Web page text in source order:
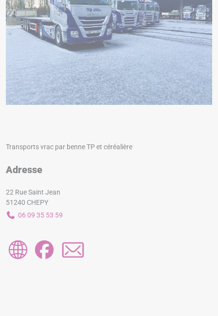
Transports vrac par benne TP et céréalière
Adresse
22 Rue Saint Jean
51240 CHEPY
06 09 35 53 59